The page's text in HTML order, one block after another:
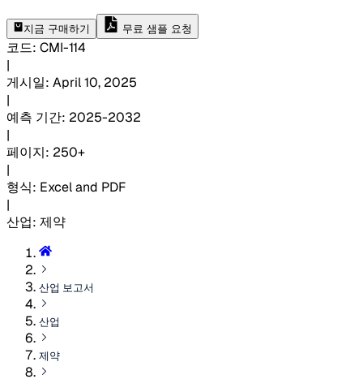
지금 구매하기 무료 샘플 요청
코드: CMI-114
|
게시일: April 10, 2025
|
예측 기간: 2025-2032
|
페이지: 250+
|
형식: Excel and PDF
|
산업: 제약
산업 보고서
산업
제약